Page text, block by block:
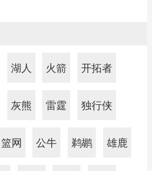
湖人 火箭 开拓者
灰熊 雷霆 独行侠
篮网 公牛 鹈鹕 雄鹿